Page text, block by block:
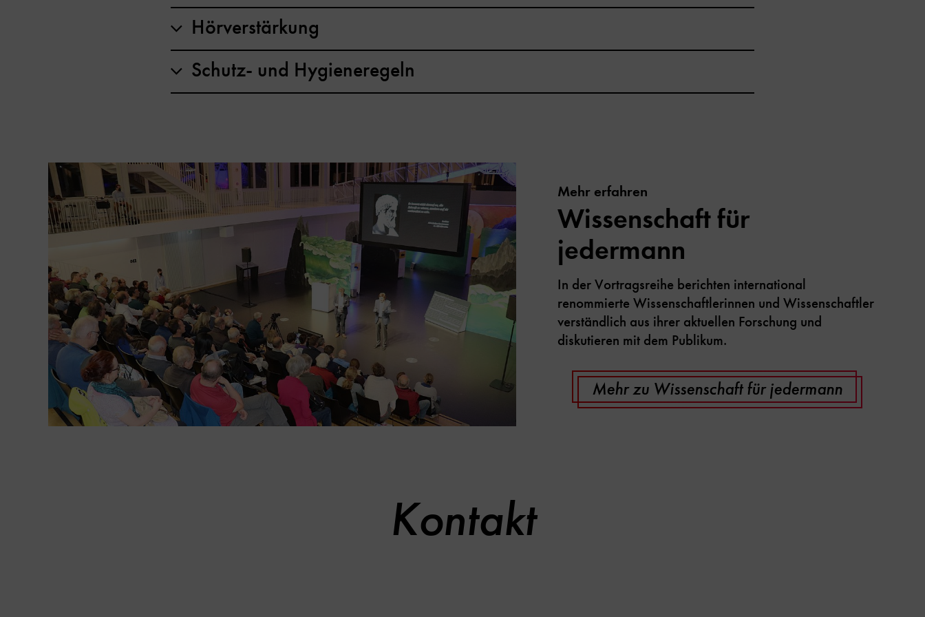
Hörverstärkung
Schutz- und Hygieneregeln
Mehr erfahren
Wissenschaft für
jedermann
In der Vortragsreihe berichten international
renommierte Wissenschaftlerinnen und Wissenschaftler
verständlich aus ihrer aktuellen Forschung und
diskutieren mit dem Publikum.
Mehr zu Wissenschaft für jedermann
Kontakt